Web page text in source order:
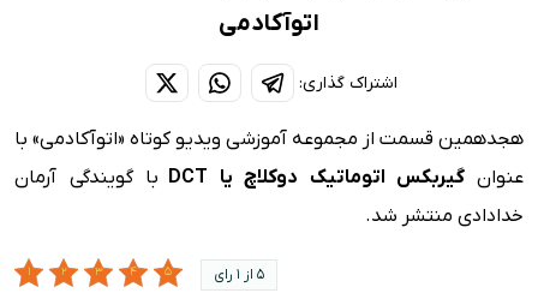
اتوآکادمی
اشتراک گذاری:
هجدهمین قسمت از مجموعه آموزشی ویدیو کوتاه «اتوآکادمی» با
عنوان گیربکس اتوماتیک دوکلاچ یا DCT
با گویندگی آرمان
خدادادی منتشر شد.
5 از 1 رای